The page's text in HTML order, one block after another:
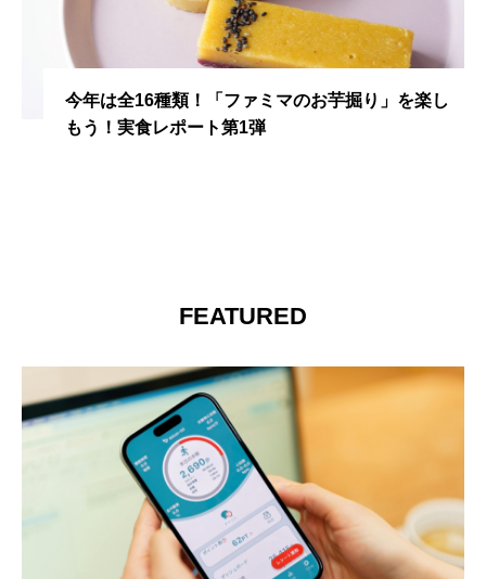
GU×星のカービィコラボアイテム本日発売！既に
在庫切れ商品も
FEATURED